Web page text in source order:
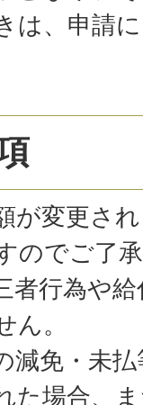
は、申請
が変更さ
のでご了
者行為や
。
減免・未
た場合、